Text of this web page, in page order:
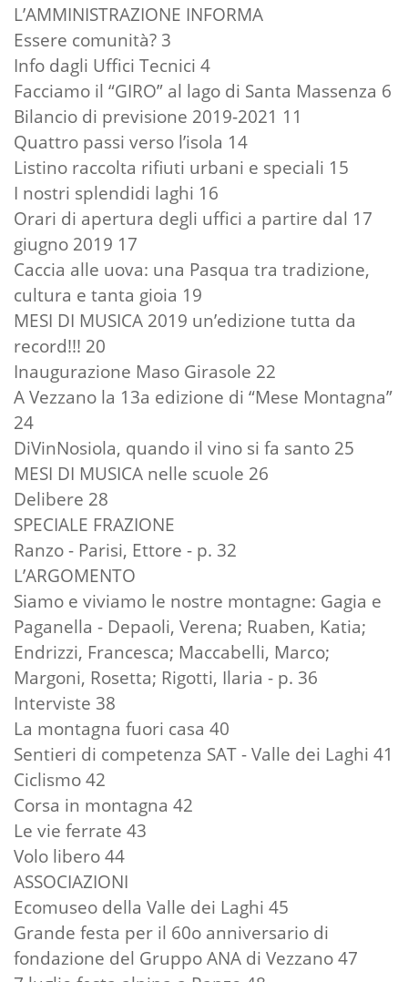
L’AMMINISTRAZIONE INFORMA
Essere comunità? 3
Info dagli Uffici Tecnici 4
Facciamo il “GIRO” al lago di Santa Massenza 6
Bilancio di previsione 2019-2021 11
Quattro passi verso l’isola 14
Listino raccolta rifiuti urbani e speciali 15
I nostri splendidi laghi 16
Orari di apertura degli uffici a partire dal 17
giugno 2019 17
Caccia alle uova: una Pasqua tra tradizione,
cultura e tanta gioia 19
MESI DI MUSICA 2019 un’edizione tutta da
record!!! 20
Inaugurazione Maso Girasole 22
A Vezzano la 13a edizione di “Mese Montagna”
24
DiVinNosiola, quando il vino si fa santo 25
MESI DI MUSICA nelle scuole 26
Delibere 28
SPECIALE FRAZIONE
Ranzo - Parisi, Ettore - p. 32
L’ARGOMENTO
Siamo e viviamo le nostre montagne: Gagia e
Paganella - Depaoli, Verena; Ruaben, Katia;
Endrizzi, Francesca; Maccabelli, Marco;
Margoni, Rosetta; Rigotti, Ilaria - p. 36
Interviste 38
La montagna fuori casa 40
Sentieri di competenza SAT - Valle dei Laghi 41
Ciclismo 42
Corsa in montagna 42
Le vie ferrate 43
Volo libero 44
ASSOCIAZIONI
Ecomuseo della Valle dei Laghi 45
Grande festa per il 60o anniversario di
fondazione del Gruppo ANA di Vezzano 47